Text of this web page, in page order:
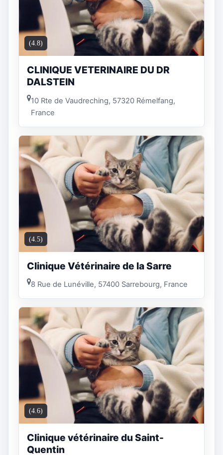
(4.8)
CLINIQUE VETERINAIRE DU DR
DALSTEIN
10 Rte de Vaudreching, 57320 Rémelfang,
France
(4.5)
Clinique Vétérinaire de la Sarre
8 Rue de Lunéville, 57400 Sarrebourg, France
(4.6)
Clinique vétérinaire du Saint-
Quentin